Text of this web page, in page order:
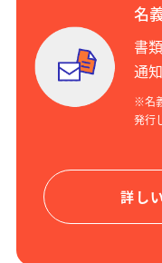
名
書
通
※名
発行
詳し